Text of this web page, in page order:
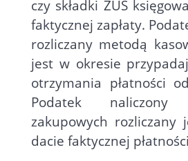
czy składki ZUS
faktycznej zapłaty.
rozliczany metodą
jest w okresie
otrzymania płatności
Podatek
zakupowych rozliczany
dacie faktycznej